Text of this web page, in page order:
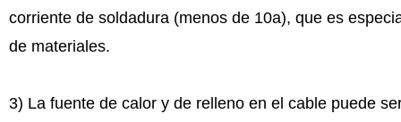
corriente de soldadura (menos de 10a), que es
de materiales.
3) La fuente de calor y de relleno en el cable puede